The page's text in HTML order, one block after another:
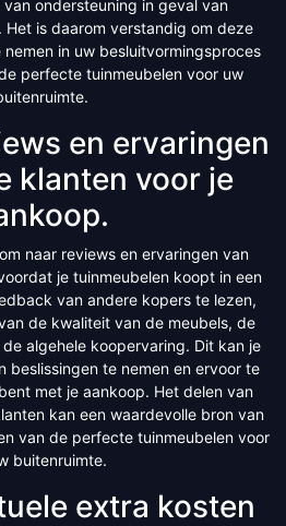
ondersteuning in geval van
Het is daarom verstandig om deze
in uw besluitvormingsproces
perfecte tuinmeubelen voor uw
en ervaringen
klanten voor je
naar reviews en ervaringen van
je tuinmeubelen koopt in een
van andere kopers te lezen,
de kwaliteit van de meubels, de
algehele koopervaring. Dit kan je
beslissingen te nemen en ervoor te
met je aankoop. Het delen van
kan een waardevolle bron van
van de perfecte tuinmeubelen voor
buitenruimte.
extra kosten